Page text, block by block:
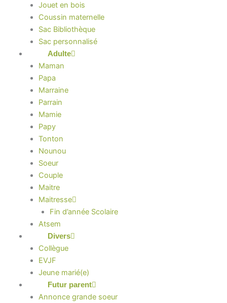
Jouet en bois
Coussin maternelle
Sac Bibliothèque
Sac personnalisé
Adulte
Maman
Papa
Marraine
Parrain
Mamie
Papy
Tonton
Nounou
Soeur
Couple
Maitre
Maitresse
Fin d’année Scolaire
Atsem
Divers
Collègue
EVJF
Jeune marié(e)
Futur parent
Annonce grande soeur